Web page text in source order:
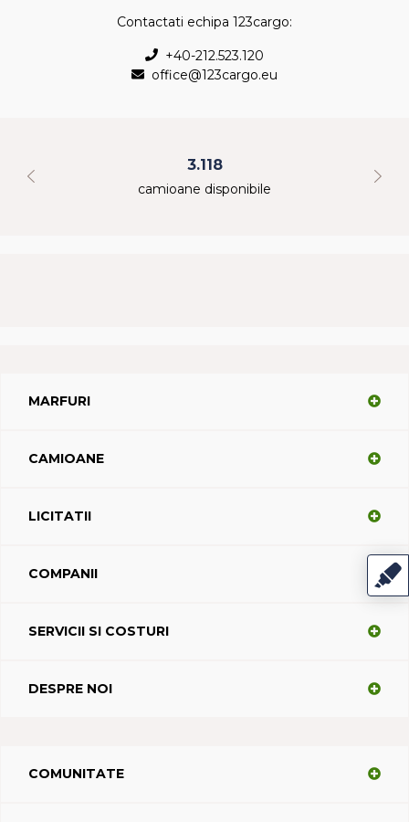
Contactati echipa 123cargo:
+40-212.523.120
office@123cargo.eu
3.118
camioane disponibile
MARFURI
CAMIOANE
LICITATII
COMPANII
SERVICII SI COSTURI
DESPRE NOI
COMUNITATE